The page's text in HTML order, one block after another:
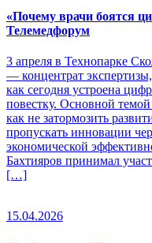
«Почему врачи боятся
Телемедфорум
3 апреля в Технопарке
— концентрат
как сегодня устроена
повестку. Основной
как не затормозить
пропускать инновации
экономической
Бахтияров принимал
[…]
15.04.2026